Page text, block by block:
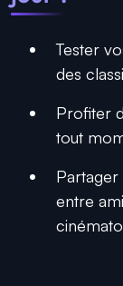
Tester
des
Profiter
tout
Partager
entre